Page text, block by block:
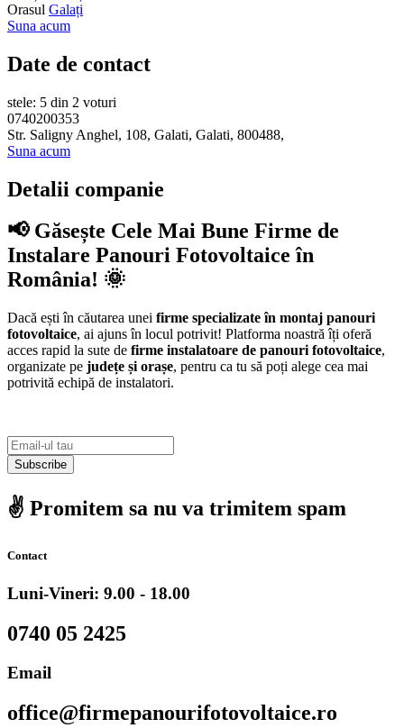
Orasul Galați
Suna acum
Date de contact
stele: 5 din 2 voturi
0740200353
Str. Saligny Anghel, 108, Galati, Galati, 800488,
Suna acum
Detalii companie
📢 Găsește Cele Mai Bune Firme de
Instalare Panouri Fotovoltaice în
România! 🌞
Dacă ești în căutarea unei firme specializate în montaj panouri
fotovoltaice, ai ajuns în locul potrivit! Platforma noastră îți oferă
acces rapid la sute de firme instalatoare de panouri fotovoltaice,
organizate pe județe și orașe, pentru ca tu să poți alege cea mai
potrivită echipă de instalatori.
Subscribe
✌️ Promitem sa nu va trimitem spam
Contact
Luni-Vineri: 9.00 - 18.00
0740 05 2425
Email
office@firmepanourifotovoltaice.ro